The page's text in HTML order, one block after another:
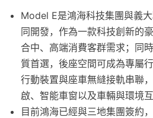
Model E是鴻海科技集團與義
同開發，作為一款科技創新的
合中、高端消費客群需求；同
質首選，後座空間可成為專屬
行動裝置與座車無縫接軌串聯
啟、智能車窗以及車輛與環境
目前鴻海已經與三地集團簽約